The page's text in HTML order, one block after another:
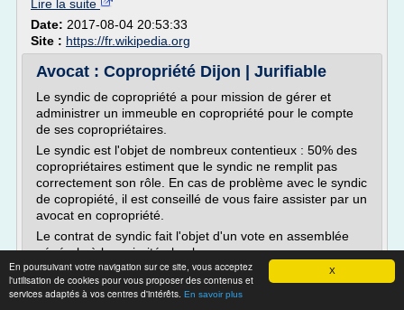
X
En poursuivant votre navigation sur ce site, vous acceptez
l'utilisation de cookies pour vous proposer des contenus et
services adaptés à vos centres d'intérêts. En savoir plus
Lire la suite
Date: 2017-08-04 20:53:33
Site : https://fr.wikipedia.org
Avocat : Copropriété Dijon | Jurifiable
Le syndic de copropriété a pour mission de gérer et
administrer un immeuble en copropriété pour le compte
de ses copropriétaires.
Le syndic est l'objet de nombreux contentieux : 50% des
copropriétaires estiment que le syndic ne remplit pas
correctement son rôle. En cas de problème avec le syndic
de copropiété, il est conseillé de vous faire assister par un
avocat en copropriété.
Le contrat de syndic fait l'objet d'un vote en assemblée
générale à la majorité absolue.
La rémunération du syndic comprend des honoraires
forfaitaires pour la gestion courante de l'immeuble